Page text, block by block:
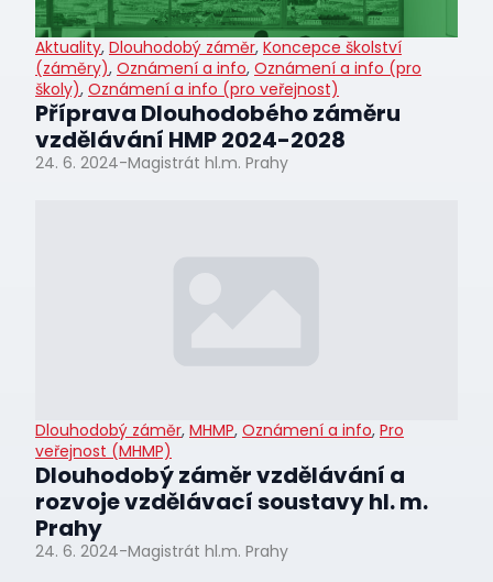
Aktuality, Dlouhodobý záměr, Koncepce školství
(záměry), Oznámení a info, Oznámení a info (pro
školy), Oznámení a info (pro veřejnost)
Příprava Dlouhodobého záměru
vzdělávání HMP 2024-2028
24. 6. 2024-Magistrát hl.m. Prahy
Dlouhodobý záměr, MHMP, Oznámení a info, Pro
veřejnost (MHMP)
Dlouhodobý záměr vzdělávání a
rozvoje vzdělávací soustavy hl. m.
Prahy
24. 6. 2024-Magistrát hl.m. Prahy